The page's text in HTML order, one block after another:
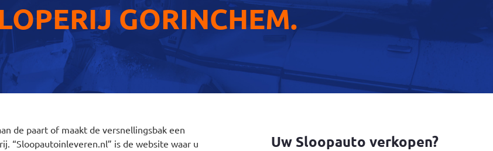
GORINCHEM.
de paart of maakt de versnellingsbak een
“Sloopautoinleveren.nl” is de website waar u
Uw Sloopauto verkopen?